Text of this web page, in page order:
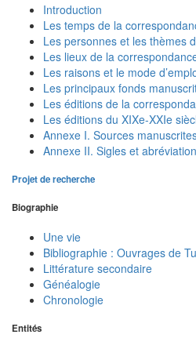
Introduction
Les temps de la
Les personnes et les thèmes
Les lieux de la
Les raisons et le mode
Les principaux fonds
Les éditions de la
Les éditions du XIXe-XXIe
Annexe I. Sources
Annexe II. Sigles et
Projet de recherche
Biographie
Une vie
Bibliographie : Ouvrages de
Littérature secondaire
Généalogie
Chronologie
Entités